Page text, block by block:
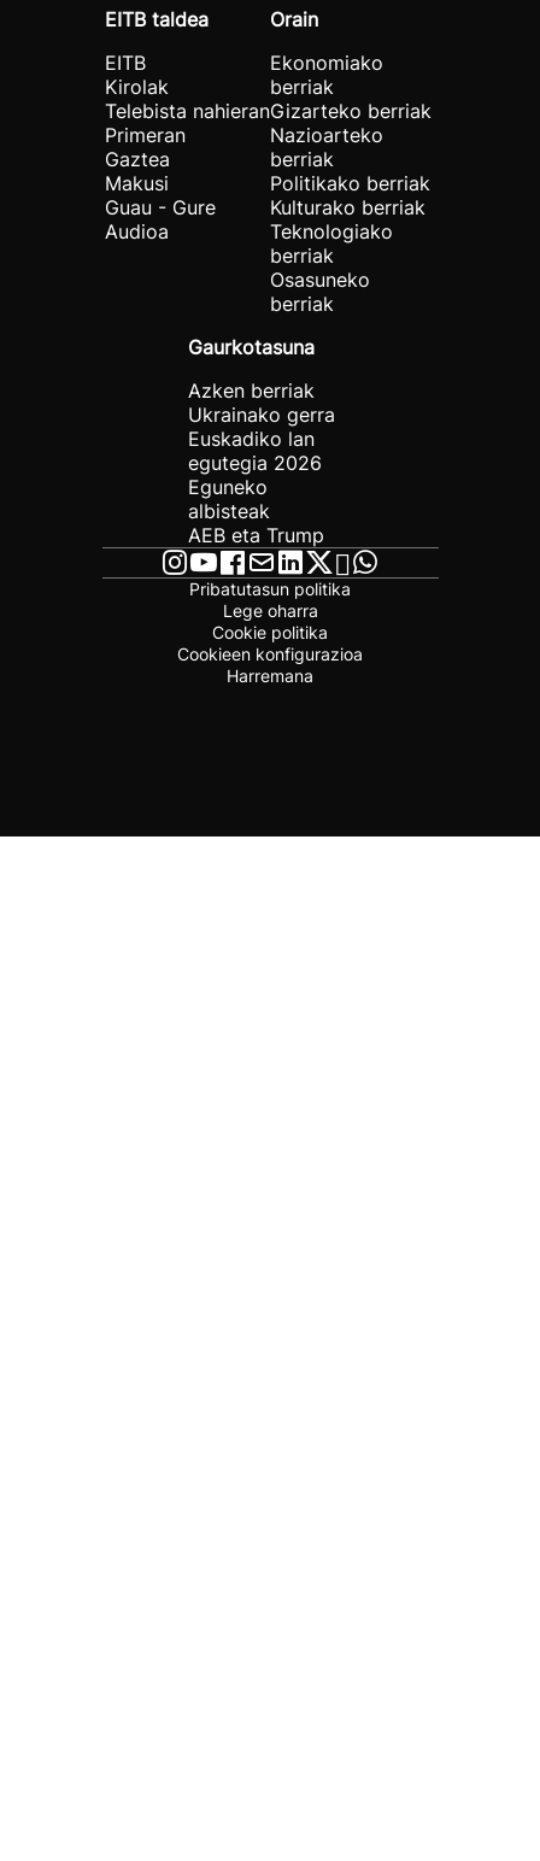
EITB taldea
EITB
Kirolak
Telebista nahieran
Primeran
Gaztea
Makusi
Guau - Gure
Audioa
Orain
Ekonomiako
berriak
Gizarteko berriak
Nazioarteko
berriak
Politikako berriak
Kulturako berriak
Teknologiako
berriak
Osasuneko
berriak
Gaurkotasuna
Azken berriak
Ukrainako gerra
Euskadiko lan
egutegia 2026
Eguneko
albisteak
AEB eta Trump
Pribatutasun politika
Lege oharra
Cookie politika
Cookieen konfigurazioa
Harremana